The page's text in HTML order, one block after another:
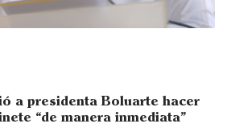
a presidenta Boluarte hacer
“de manera inmediata"